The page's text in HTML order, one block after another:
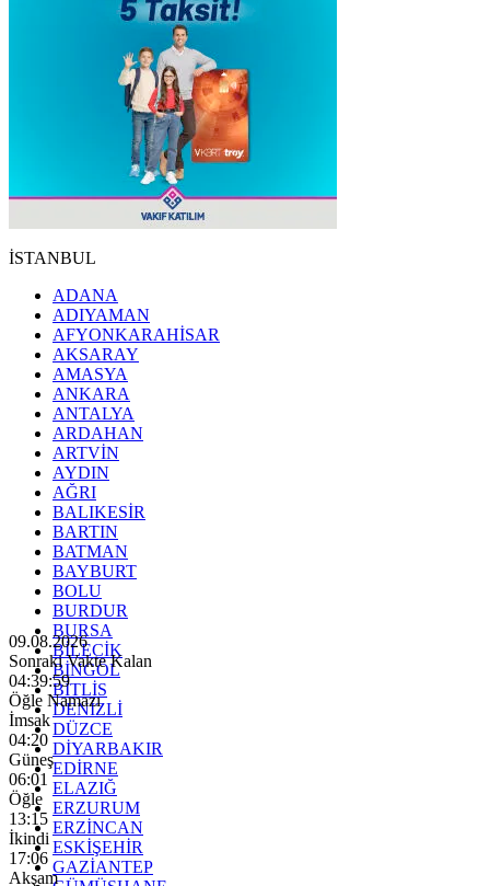
İSTANBUL
ADANA
ADIYAMAN
AFYONKARAHİSAR
AKSARAY
AMASYA
ANKARA
ANTALYA
ARDAHAN
ARTVİN
AYDIN
AĞRI
BALIKESİR
BARTIN
BATMAN
BAYBURT
BOLU
BURDUR
BURSA
BİLECİK
BİNGÖL
BİTLİS
DENİZLİ
DÜZCE
DİYARBAKIR
EDİRNE
ELAZIĞ
ERZURUM
ERZİNCAN
ESKİŞEHİR
GAZİANTEP
09.08.2026
Sonraki Vakte Kalan
04:39:57
Öğle Namazı
İmsak
04:20
Güneş
06:01
Öğle
13:15
İkindi
17:06
Akşam